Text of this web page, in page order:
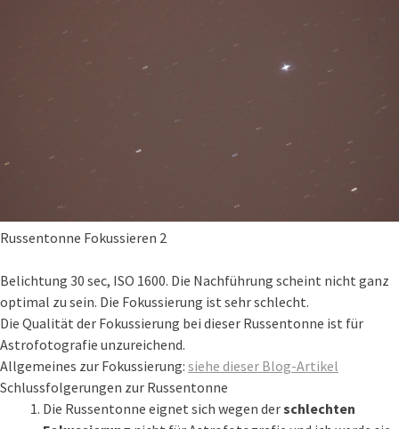
Russentonne Fokussieren 2
Belichtung 30 sec, ISO 1600. Die Nachführung scheint nicht ganz
optimal zu sein. Die Fokussierung ist sehr schlecht.
Die Qualität der Fokussierung bei dieser Russentonne ist für
Astrofotografie unzureichend.
Allgemeines zur Fokussierung: siehe dieser Blog-Artikel
Schlussfolgerungen zur Russentonne
Die Russentonne eignet sich wegen derschlechten